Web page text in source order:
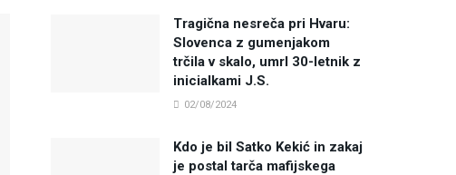
Tragična nesreča pri Hvaru:
Slovenca z gumenjakom
trčila v skalo, umrl 30-letnik z
inicialkami J.S.
02/08/2024
Kdo je bil Satko Kekić in zakaj
je postal tarča mafijskega